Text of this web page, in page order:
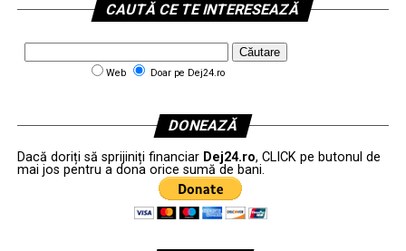
CAUTĂ CE TE INTERESEAZĂ
Web Doar pe Dej24.ro
DONEAZĂ
Dacă doriți să sprijiniți financiar Dej24.ro, CLICK pe butonul de
mai jos pentru a dona orice sumă de bani.